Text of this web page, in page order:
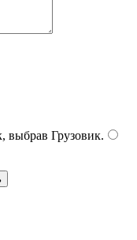
выбрав Грузовик.